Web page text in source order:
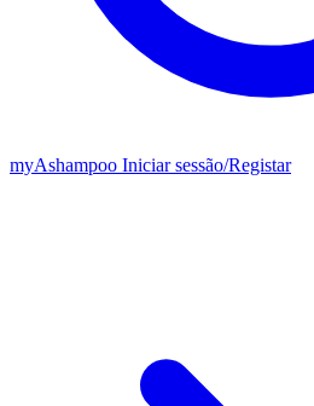
myAshampoo Iniciar sessão/Registar